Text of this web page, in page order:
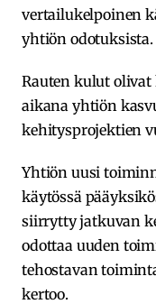
vertailukelpoinen
yhtiön odotuksista.
Rauten kulut olivat
aikana yhtiön
kehitysprojektien
Yhtiön uusi
käytössä
siirrytty jatkuvan
odottaa uuden
tehostavan
kertoo.